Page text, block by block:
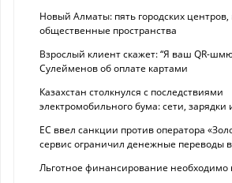
Новый Алматы: пять городских
общественные пространства
Взрослый клиент скажет: “Я ваш QR-
Сулейменов об оплате картами
Казахстан столкнулся с последствиями
электромобильного бума: сети, зарядки
ЕС ввел санкции против оператора
сервис ограничил денежные переводы
Льготное финансирование необходимо